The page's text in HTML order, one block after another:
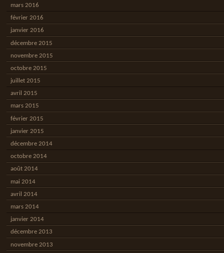
mars 2016
février 2016
janvier 2016
décembre 2015
novembre 2015
octobre 2015
juillet 2015
avril 2015
mars 2015
février 2015
janvier 2015
décembre 2014
octobre 2014
août 2014
mai 2014
avril 2014
mars 2014
janvier 2014
décembre 2013
novembre 2013